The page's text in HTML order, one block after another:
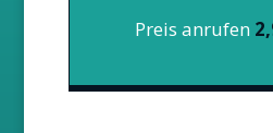
Preis anrufen